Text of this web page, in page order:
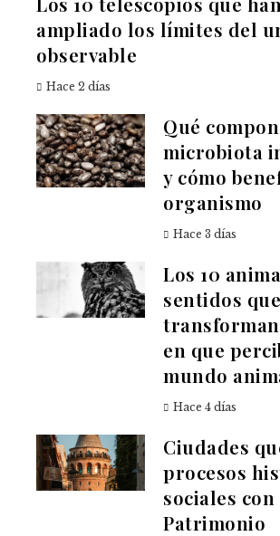
ampliado los límites del
observable
Hace 2 días
Qué
microbiota
y cómo
organismo
Hace 3 días
Los 10
sentidos que
en que
mundo
Hace 4 días
Ciudades
procesos
sociales
Patrimonio